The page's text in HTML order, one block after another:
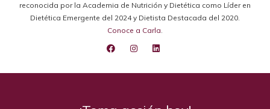
reconocida por la Academia de Nutrición y Dietética como Líder en
Dietética Emergente del 2024 y Dietista Destacada del 2020.
Conoce a Carla.